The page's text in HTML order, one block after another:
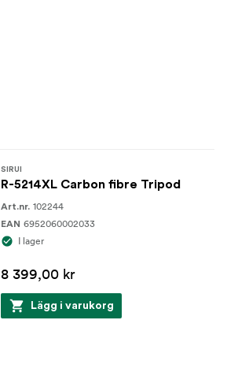
SIRUI
R-5214XL Carbon fibre Tripod
Art.nr. 102244
EAN 6952060002033
I lager
8 399,00 kr
Lägg i varukorg